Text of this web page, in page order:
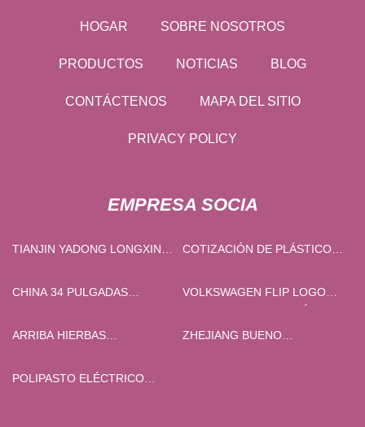
HOGAR SOBRE NOSOTROS
PRODUCTOS NOTICIAS BLOG
CONTÁCTENOS MAPA DEL SITIO
PRIVACY POLICY
EMPRESA SOCIA
TIANJIN YADONG LONGXIN
COTIZACIÓN DE PLÁSTICO
CHINA 34 PULGADAS
MANUFACTURERS
VOLKSWAGEN FLIP LOGO
RETROCESO DE LA CÁMARA
DE LA CÁMARA
ARRIBA HIERBAS
SALUD
ZHEJIANG BUENO
POLIPASTO ELÉCTRICO